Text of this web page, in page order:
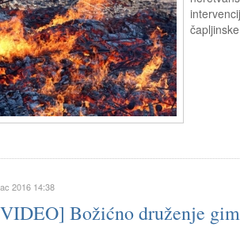
2016 14:38
Božićno druženje